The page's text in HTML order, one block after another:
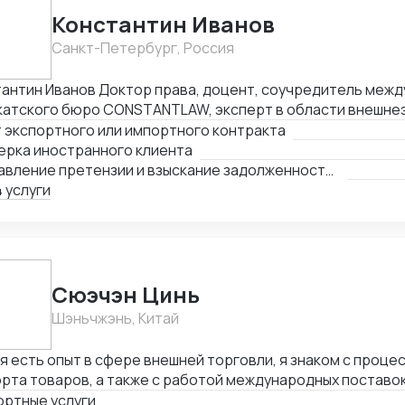
Константин Иванов
Санкт-Петербург, Россия
права, доцент, соучредитель международного
бюро CONSTANTLAW, эксперт в области
сопровождения международных сделок и
споров. Международный арбитр
Латвия, международный арбитражный суд IAC / Алматы,
экспортного или импортного контракта
иностранного клиента
Составление претензии и взыскание задолженности с иностранного клиента
Cюэчэн Цинь
Шэньчжэнь, Китай
есть опыт в сфере внешней торговли, я знаком с
товаров, а также с работой международных
с зарубежными партнерами, заключать
услуги